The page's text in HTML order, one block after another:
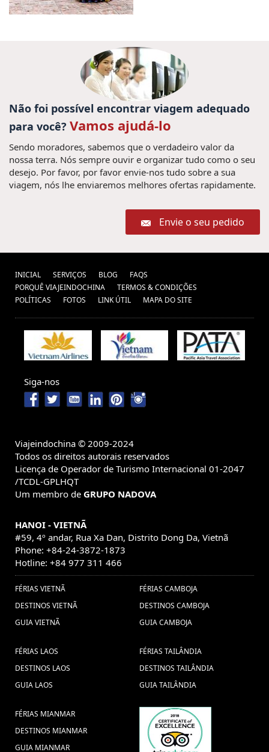
Não foi possível encontrar viagem adequado
para você? Vamos ajudá-lo
Sendo moradores, sabemos que o verdadeiro valor da
nossa terra. Nós sempre ouvir e organizar tudo como o seu
desejo. Por favor, por favor envie-nos tudo sobre a sua
viagem, nós lhe enviaremos melhores ofertas rapidamente.
Envie o seu pedido
INICIAL SERVIÇOS BLOG
FAQS
PORQUÊ VIAJEINDOCHINA
TERMOS & CONDIÇÕES
POLÍTICAS
FOTOS LINK ÚTIL MAPA DO SITE
Siga-nos
Viajeindochina © 2009-2024
Todos os direitos autorais reservados
Licença de Operador de Turismo Internacional 01-2047
/TCDL-GPLHQT
Um membro de GRUPO NADOVA
HANOI - VIETNÃ
#59, 4º andar, Rua Xa Dan, Distrito Dong Da, Vietnã
Phone: +84-24-3872-1873
Hotline: +84 977 311 466
FÉRIAS VIETNÃ
DESTINOS VIETNÃ
GUIA VIETNÃ
FÉRIAS CAMBOJA
DESTINOS CAMBOJA
GUIA CAMBOJA
FÉRIAS LAOS
DESTINOS LAOS
GUIA LAOS
FÉRIAS TAILÂNDIA
DESTINOS TAILÂNDIA
GUIA TAILÂNDIA
FÉRIAS MIANMAR
DESTINOS MIANMAR
GUIA MIANMAR